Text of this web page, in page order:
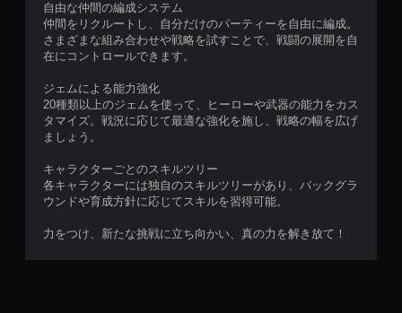
自由な仲間の編成システム
仲間をリクルートし、自分だけのパーティーを自由に編成。
さまざまな組み合わせや戦略を試すことで、戦闘の展開を自
在にコントロールできます。
ジェムによる能力強化
20種類以上のジェムを使って、ヒーローや武器の能力をカス
タマイズ。戦況に応じて最適な強化を施し、戦略の幅を広げ
ましょう。
キャラクターごとのスキルツリー
各キャラクターには独自のスキルツリーがあり、バックグラ
ウンドや育成方針に応じてスキルを習得可能。
力をつけ、新たな挑戦に立ち向かい、真の力を解き放て！